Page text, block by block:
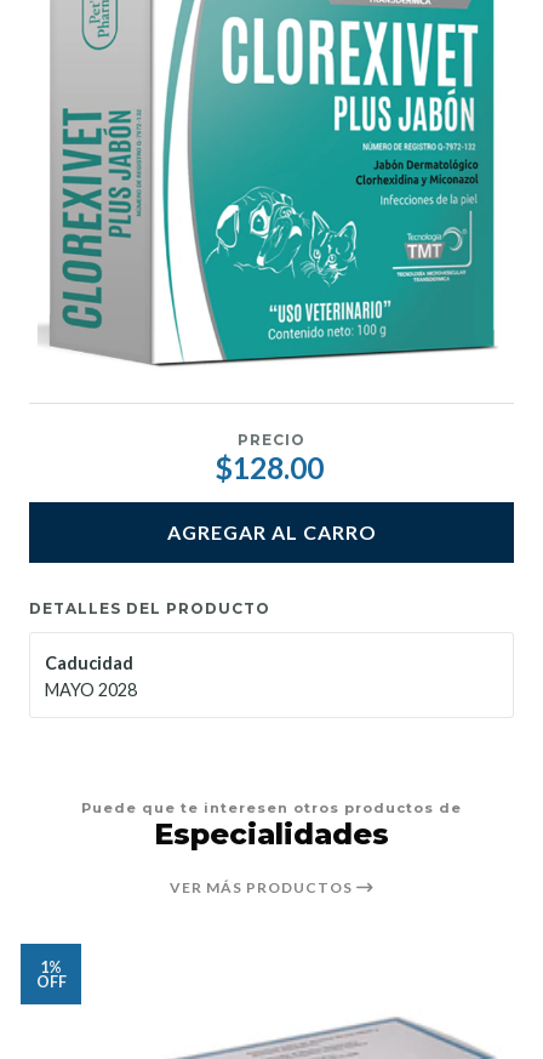
PRECIO
$128.00
AGREGAR AL CARRO
DETALLES DEL PRODUCTO
Caducidad
MAYO 2028
Puede que te interesen otros productos de
Especialidades
VER MÁS PRODUCTOS
1%
OFF